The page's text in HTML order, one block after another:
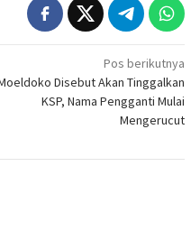
Pos berikutnya
Disebut Akan Tinggalkan
KSP, Nama Pengganti Mulai
Mengerucut